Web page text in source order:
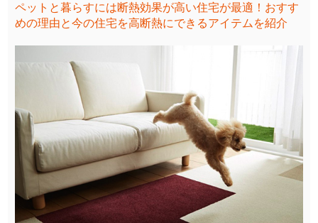
ペットと暮らすには断熱効果が高い住宅が最適！おすす
めの理由と今の住宅を高断熱にできるアイテムを紹介